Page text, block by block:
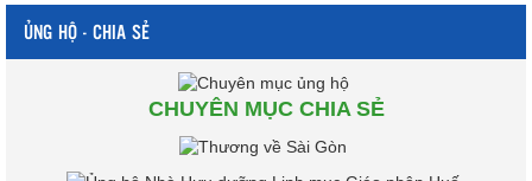
ỦNG HỘ - CHIA SẺ
CHUYÊN MỤC CHIA SẺ